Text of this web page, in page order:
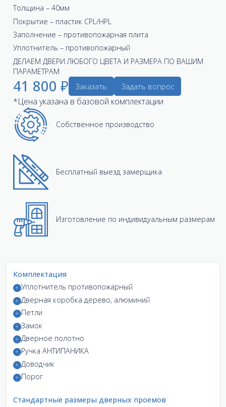
Толщина – 40мм
Покрытие – пластик CPL/HPL
Заполнение – противопожарная плита
Уплотнитель – противопожарный
ДЕЛАЕМ ДВЕРИ ЛЮБОГО ЦВЕТА И РАЗМЕРА ПО ВАШИМ
ПАРАМЕТРАМ
41 800 ₽ Заказать Задать вопрос
*Цена указана в базовой комплектации
Собственное производство
Бесплатный выезд замерщика
Изготовление по индивидуальным размерам
Комплектация
Уплотнитель противопожарный
Дверная коробка дерево, алюминий
Петли
Замок
Дверное полотно
Ручка АНТИПАНИКА
Доводчик
Порог
Стандартные размеры дверных проемов